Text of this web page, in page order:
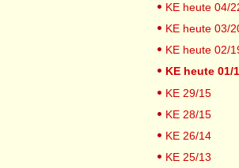
KE heute 04/
KE heute 03/
KE heute 02/
KE heute 01/
KE 29/15
KE 28/15
KE 26/14
KE 25/13